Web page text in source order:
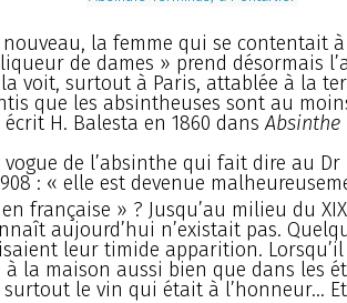
nouveau, la femme qui se contentait
de dames » prend désormais
voit, surtout à Paris, attablée à la
que les absintheuses sont au
H. Balesta en 1860 dans
de l’absinthe qui fait dire au Dr
: « elle est devenue
française » ? Jusqu’au milieu du XIX
aujourd’hui n’existait pas.
leur timide apparition. Lorsqu’il
à la maison aussi bien que dans les
surtout le vin qui était à l’honneur...